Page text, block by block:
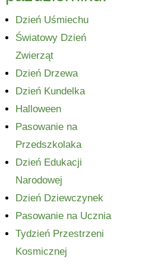
Dzień Uśmiechu
Światowy Dzień
Zwierząt
Dzień Drzewa
Dzień Kundelka
Halloween
Pasowanie na
Przedszkolaka
Dzień Edukacji
Narodowej
Dzień Dziewczynek
Pasowanie na Ucznia
Tydzień Przestrzeni
Kosmicznej